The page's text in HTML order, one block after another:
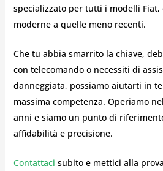
specializzato per tutti i modelli
moderne a quelle meno recenti.
Che tu abbia smarrito la chiave,
con telecomando o necessiti di
danneggiata, possiamo aiutarti in
massima competenza. Operiamo
anni e siamo un punto di
affidabilità e precisione.
Contattaci subito e mettici alla